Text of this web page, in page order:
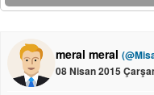
meral meral
08 Nisan 2015